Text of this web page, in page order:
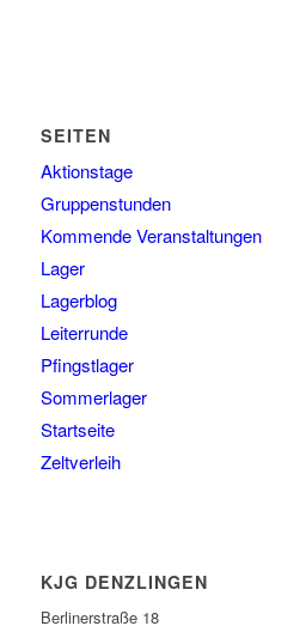
SEITEN
Aktionstage
Gruppenstunden
Kommende Veranstaltungen
Lager
Lagerblog
Leiterrunde
Pfingstlager
Sommerlager
Startseite
Zeltverleih
KJG DENZLINGEN
Berlinerstraße 18